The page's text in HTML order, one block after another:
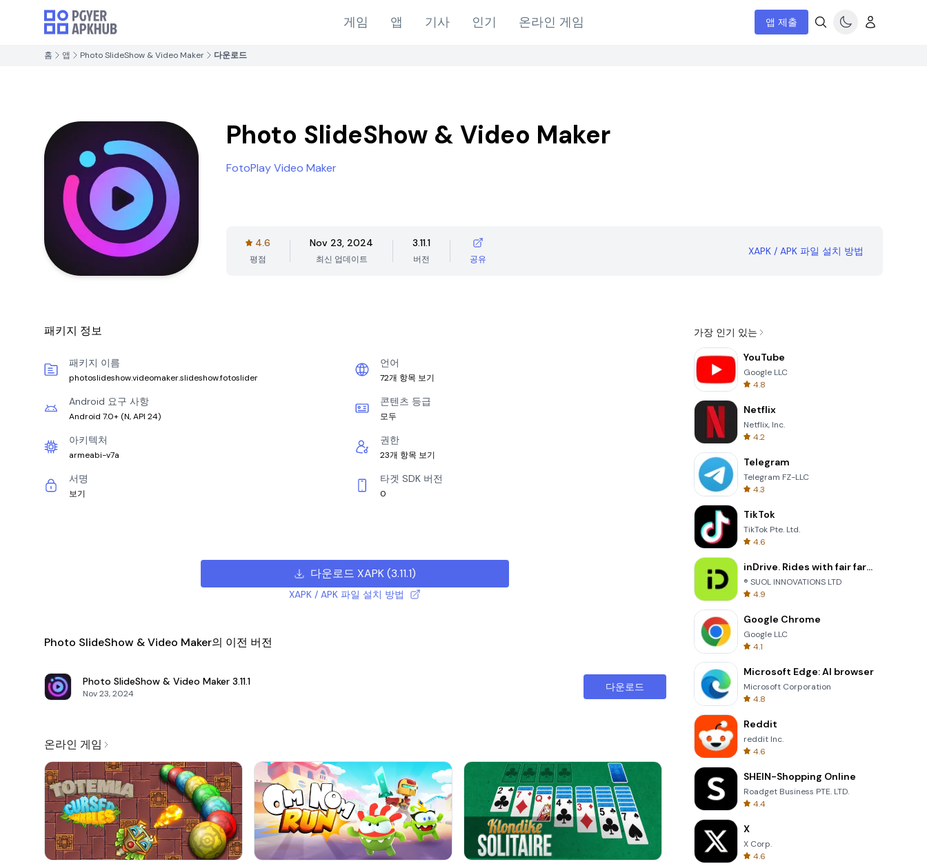
게임 앱 기사 인기 온라인 게임 앱 제출
홈 앱 Photo SlideShow & Video Maker 다운로드
Photo SlideShow & Video Maker
FotoPlay Video Maker
4.6
평점
Nov 23, 2024
최신 업데이트
3.11.1
버전 공유
XAPK / APK 파일 설치 방법
패키지 정보
패키지 이름
photoslideshow.videomaker.slideshow.fotoslider
언어
72개 항목 보기
Android 요구 사항
Android 7.0+ (N, API 24)
콘텐츠 등급
모두
아키텍처
armeabi-v7a
권한
23개 항목 보기
서명
보기
타겟 SDK 버전
0
다운로드 XAPK(3.11.1)
XAPK / APK 파일 설치 방법
Photo SlideShow & Video Maker의 이전 버전
Photo SlideShow & Video Maker 3.11.1
Nov 23, 2024
다운로드
온라인 게임
가장 인기 있는
YouTube
Google LLC
4.8
Netflix
Netflix, Inc.
4.2
Telegram
Telegram FZ-LLC
4.3
TikTok
TikTok Pte. Ltd.
4.6
inDrive. Rides with fair fares
® SUOL INNOVATIONS LTD
4.9
Google Chrome
Google LLC
4.1
Microsoft Edge: AI browser
Microsoft Corporation
4.8
Reddit
reddit Inc.
4.6
SHEIN-Shopping Online
Roadget Business PTE. LTD.
4.4
X
X Corp.
4.6